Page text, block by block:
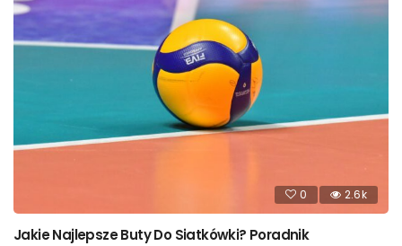
0 2.6k
Jakie Najlepsze Buty Do Siatkówki? Poradnik